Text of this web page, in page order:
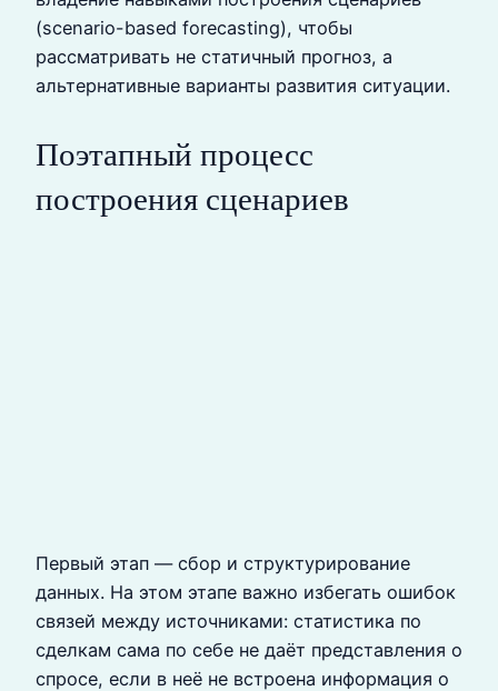
(scenario-based forecasting), чтобы
рассматривать не статичный прогноз, а
альтернативные варианты развития ситуации.
Поэтапный процесс
построения сценариев
Первый этап — сбор и структурирование
данных. На этом этапе важно избегать ошибок
связей между источниками: статистика по
сделкам сама по себе не даёт представления о
спросе, если в неё не встроена информация о